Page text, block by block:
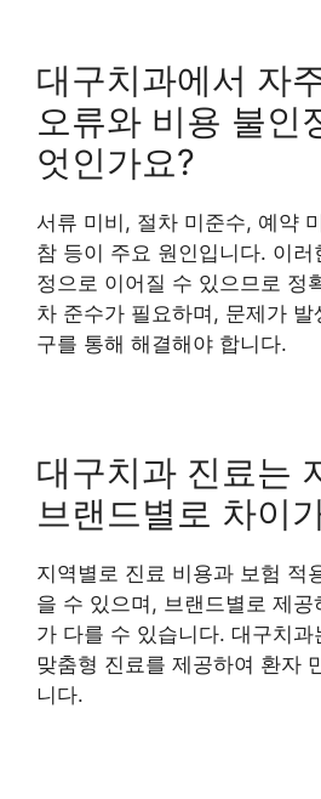
대구치과에서 자
오류와 비용 불인
엇인가요?
서류 미비, 절차 미준수, 예약
참 등이 주요 원인입니다. 이러
정으로 이어질 수 있으므로 정
차 준수가 필요하며, 문제가
구를 통해 해결해야 합니다.
대구치과 진료는
브랜드별로 차이
지역별로 진료 비용과 보험 적
을 수 있으며, 브랜드별로 제공
가 다를 수 있습니다. 대구치
맞춤형 진료를 제공하여 환자
니다.